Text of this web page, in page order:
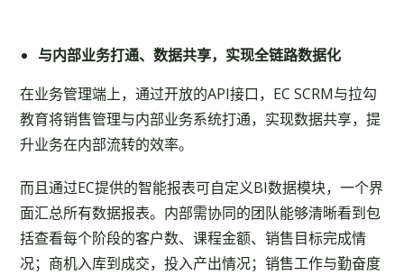
与内部业务打通、数据共享， 实现全链路数据化
在业务管理端上，通过开放的API接口，EC SCRM与拉勾
教育将销售管理与内部业务系统打通，实现数据共享，提
升业务在内部流转的效率。
而且通过EC提供的智能报表可自定义BI数据模块，一个界
面汇总所有数据报表。内部需协同的团队能够清晰看到包
括查看每个阶段的客户数、课程金额、销售目标完成情
况；商机入库到成交，投入产出情况；销售工作与勤奋度